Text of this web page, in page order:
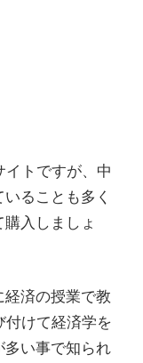
イトですが、中
ることも多く
入しましょ
経済の授業で教
付けて経済学を
い事で知られ